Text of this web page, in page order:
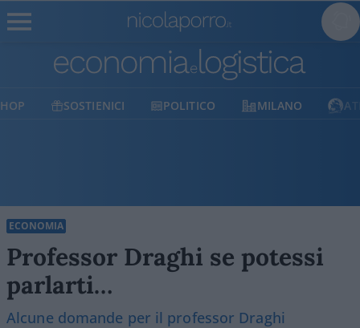
SOSTIENICI POLITICO MILANO
ECONOMIA
Professor Draghi se potessi
parlarti…
Alcune domande per il professor Draghi